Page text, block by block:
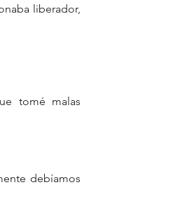
liberador,
tomé malas
debíamos